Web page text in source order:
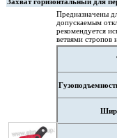
Предназначены
допускаемым
рекомендуется
ветвями стропов